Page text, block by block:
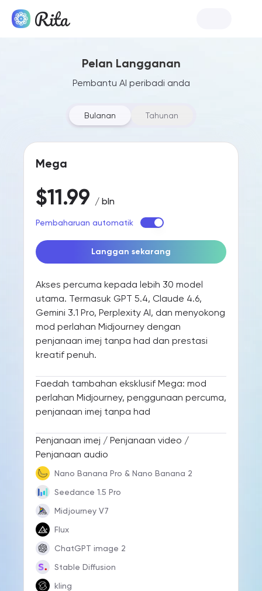
Pelan Langganan
Pembantu AI peribadi anda
Bulanan Tahunan
Mega
$11.99 / bln
Pembaharuan automatik
Langgan sekarang
Akses percuma kepada lebih 30 model
utama. Termasuk GPT 5.4, Claude 4.6,
Gemini 3.1 Pro, Perplexity AI, dan menyokong
mod perlahan Midjourney dengan
penjanaan imej tanpa had dan prestasi
kreatif penuh.
Faedah tambahan eksklusif Mega: mod
perlahan Midjourney, penggunaan percuma,
penjanaan imej tanpa had
Penjanaan imej / Penjanaan video /
Penjanaan audio
Nano Banana Pro & Nano Banana 2
Seedance 1.5 Pro
Midjourney V7
Flux
ChatGPT image 2
Stable Diffusion
kling